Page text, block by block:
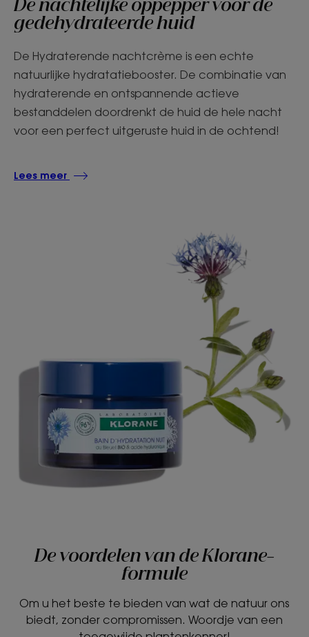
De nachtelijke oppepper voor de
gedehydrateerde huid
De Hydraterende nachtcrème is een echte
natuurlijke hydratatiebooster. De combinatie van
hydraterende en ontspannende actieve
bestanddelen doordrenkt de huid de hele nacht
voor een perfect uitgeruste huid in de ochtend!
Lees meer
De voordelen van de Klorane-
formule
Om u het beste te bieden van wat de natuur ons
biedt, zonder compromissen. Woordje van een